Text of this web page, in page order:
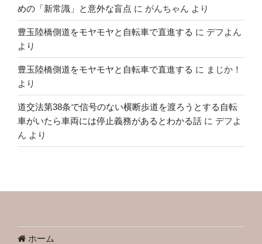
めの「新常識」と意外な盲点 に がんちゃん より
豊玉陸橋側道をモヤモヤと自転車で直進する に デフよん
より
豊玉陸橋側道をモヤモヤと自転車で直進する に まじか！
より
道交法第38条で信号のない横断歩道を渡ろうとする自転
車がいたら車両には停止義務があるとわかる話 に デフよ
ん より
ホーム